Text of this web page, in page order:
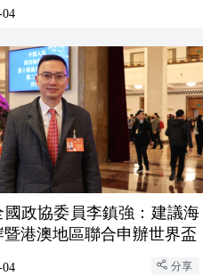
04
國政協委員李鎮強：建議海
暨港澳地區聯合申辦世界盃
04 分享